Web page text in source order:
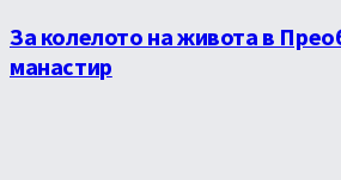
За колелото на живота в
манастир